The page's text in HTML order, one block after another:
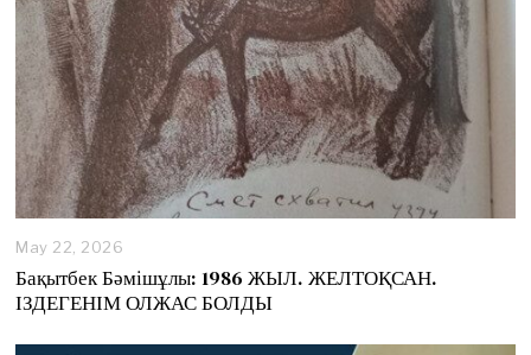
May 22, 2026
Бақытбек Бәмішұлы: 1986 ЖЫЛ. ЖЕЛТОҚСАН.
ІЗДЕГЕНІМ ОЛЖАС БОЛДЫ